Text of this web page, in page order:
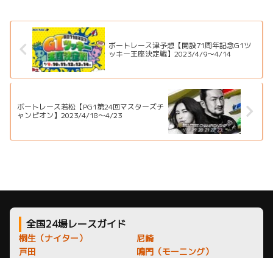
報まで詳しく紹介します。
を詳しく紹介します。
ボートレース津予想【開設71周年記念G1ツ
ッキー王座決定戦】2023/4/9～4/14
ボートレース若松【PG1第24回マスターズチ
ャンピオン】2023/4/18～4/23
全国24場レースガイド
桐生（ナイター）
戸田
尼崎
鳴門（モーニング）